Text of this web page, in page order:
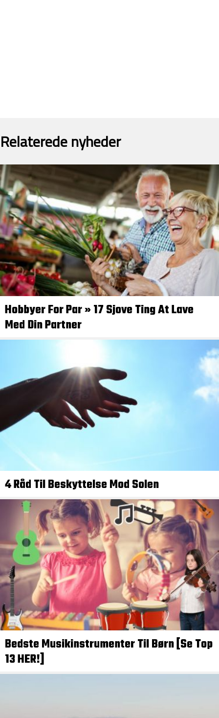
Relaterede nyheder
Hobbyer For Par » 17 Sjove Ting At Lave
Med Din Partner
4 Råd Til Beskyttelse Mod Solen
Bedste Musikinstrumenter Til Børn [Se Top
13 HER!]